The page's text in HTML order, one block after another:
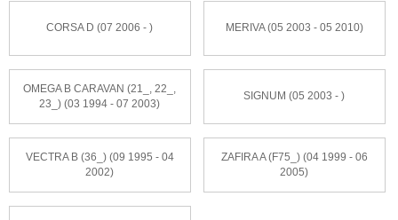
CORSA D (07 2006 - ) MERIVA (05 2003 - 05 2010)
OMEGA B CARAVAN (21_, 22_,
23_) (03 1994 - 07 2003)
SIGNUM (05 2003 - )
VECTRA B (36_) (09 1995 - 04
2002)
ZAFIRA A (F75_) (04 1999 - 06
2005)